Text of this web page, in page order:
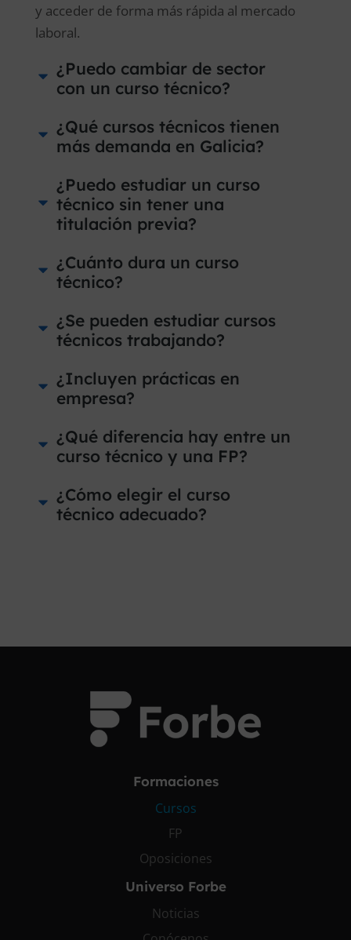
y acceder de forma más rápida al mercado
laboral.
¿Puedo cambiar de sector
con un curso técnico?
¿Qué cursos técnicos tienen
más demanda en Galicia?
¿Puedo estudiar un curso
técnico sin tener una
titulación previa?
¿Cuánto dura un curso
técnico?
¿Se pueden estudiar cursos
técnicos trabajando?
¿Incluyen prácticas en
empresa?
¿Qué diferencia hay entre un
curso técnico y una FP?
¿Cómo elegir el curso
técnico adecuado?
Formaciones
Cursos
FP
Oposiciones
Universo Forbe
Noticias